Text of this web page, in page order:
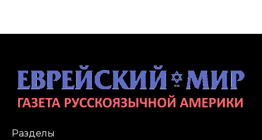
Разделы